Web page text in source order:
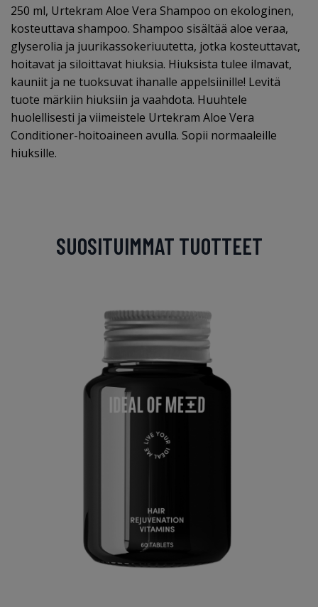
250 ml, Urtekram Aloe Vera Shampoo on ekologinen,
kosteuttava shampoo. Shampoo sisältää aloe veraa,
glyserolia ja juurikassokeriuutetta, jotka kosteuttavat,
hoitavat ja siloittavat hiuksia. Hiuksista tulee ilmavat,
kauniit ja ne tuoksuvat ihanalle appelsiinille! Levitä
tuote märkiin hiuksiin ja vaahdota. Huuhtele
huolellisesti ja viimeistele Urtekram Aloe Vera
Conditioner-hoitoaineen avulla. Sopii normaaleille
hiuksille.
SUOSITUIMMAT TUOTTEET